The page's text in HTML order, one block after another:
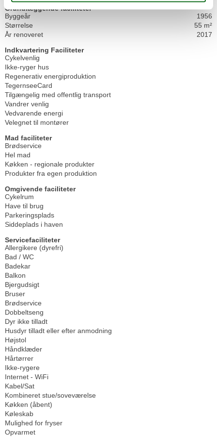
Grundlæggende faciliteter
Byggeår
1956
Størrelse
55 m²
År renoveret
2017
Indkvartering Faciliteter
Cykelvenlig
Ikke-ryger hus
Regenerativ energiproduktion
TegernseeCard
Tilgængelig med offentlig transport
Vandrer venlig
Vedvarende energi
Velegnet til montører
Mad faciliteter
Brødservice
Hel mad
Køkken - regionale produkter
Produkter fra egen produktion
Omgivende faciliteter
Cykelrum
Have til brug
Parkeringsplads
Siddeplads i haven
Servicefaciliteter
Allergikere (dyrefri)
Bad / WC
Badekar
Balkon
Bjergudsigt
Bruser
Brødservice
Dobbeltseng
Dyr ikke tilladt
Husdyr tilladt eller efter anmodning
Højstol
Håndklæder
Hårtørrer
Ikke-rygere
Internet - WiFi
Kabel/Sat
Kombineret stue/soveværelse
Køkken (åbent)
Køleskab
Mulighed for fryser
Opvarmet